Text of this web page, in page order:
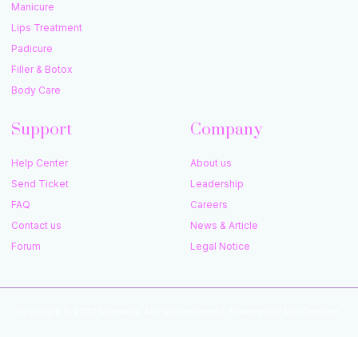
Manicure
Lips Treatment
Padicure
Filler & Botox
Body Care
Support
Help Center
Send Ticket
FAQ
Contact us
Forum
Company
About us
Leadership
Careers
News & Article
Legal Notice